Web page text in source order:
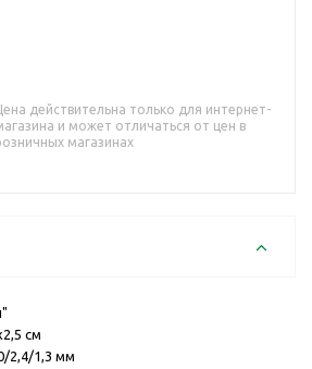
Цена действительна только для интернет-
и может отличаться от цен в
магазинах
см
2,4/1,3 мм